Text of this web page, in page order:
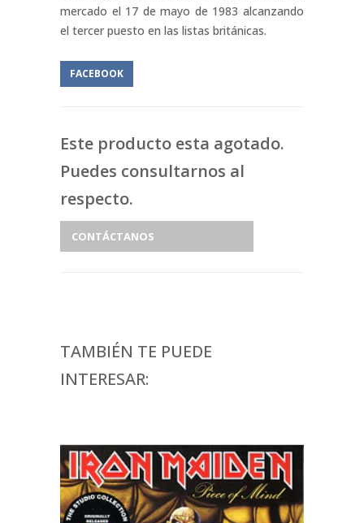
mercado el 17 de mayo de 1983 alcanzando
el tercer puesto en las listas británicas.
FACEBOOK
Este producto esta agotado.
Puedes consultarnos al
respecto.
CONTÁCTANOS
TAMBIÉN TE PUEDE
INTERESAR: